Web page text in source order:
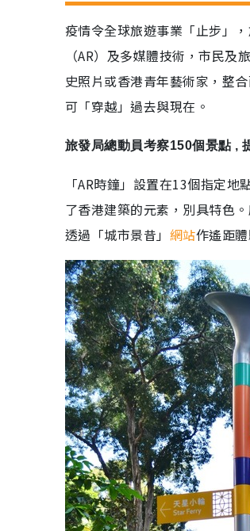
疫情令全球旅遊事業「止步」
（AR）及多媒體技術，市民
史照片或香港青年藝術家，整
可「穿越」過去與現在。
旅發局總動員考察150個景點 ,
「AR時鐘」設置在13個指定
了香港建築的元素，別具特色
透過「城市景昔」 網站作遙距體